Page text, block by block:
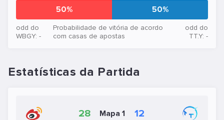
50% 50%
odd do
WBGY: -
Probabilidade de vitória de acordo
com casas de apostas
odd do
TT.Y: -
Estatísticas da Partida
28 Mapa 1 12